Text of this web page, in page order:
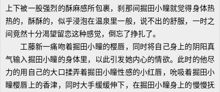
上下被一股强烈的酥麻感所包裹，刹那间掘田小瞳就觉得身体热
热的，酥酥的，似乎浸泡在温泉里一般，说不出的舒服，一时之
间竟然十分渴望留恋这种感觉，倒忘了挣扎了。
工藤新一痛吻着掘田小瞳的樱唇，同时将自己身上的阴阳真
气输入掘田小瞳的身体里，以此引发她内心的情欲。此时的他尽
力的用自己的大口揉弄着掘田小瞳性感的小红唇，吮吸着掘田小
瞳樱唇上的香津，同时大手缓缓伸下，在掘田小瞳身上的慢慢抚